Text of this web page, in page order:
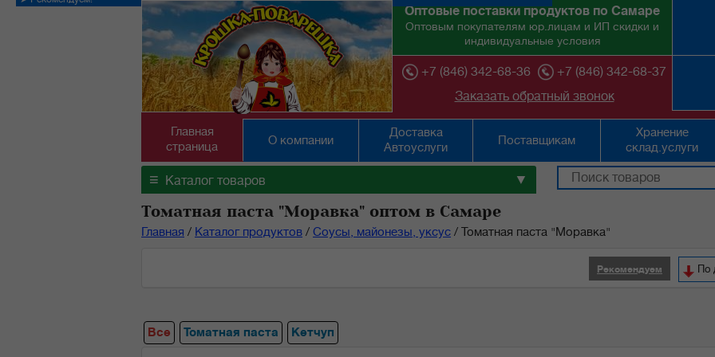
Оптовые поставки продуктов по Самаре
Оптовым покупателям юр.лицам и ИП скидки и
индивидуальные условия
+7 (846) 342-68-36
+7 (846) 342-68-37
Заказать обратный звонок
Главная
страница
О компании
Доставка
Автоуслуги
Поставщикам
Хранение
склад.услуги
≡ Каталог товаров ▼
Томатная паста "Моравка" оптом в Самаре
Главная / Каталог продуктов / Соусы, майонезы, уксус / Томатная паста "Моравка"
По
Рекомендуем
Все Томатная паста Кетчуп